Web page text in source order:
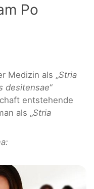
Po
Medizin als „Stria
desitensae“
entstehende
als „Stria